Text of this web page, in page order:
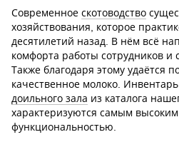
Современное скотоводство
хозяйствования, которое
десятилетий назад. В нём всё
комфорта работы сотрудников и
Также благодаря этому удаётся
качественное молоко.
доильного зала из каталога
характеризуются самым
функциональностью.